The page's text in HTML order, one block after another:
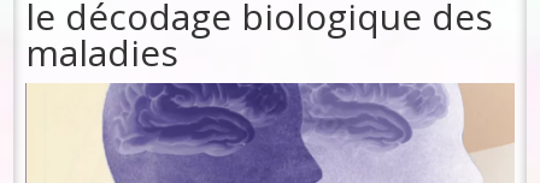
le décodage biologique des
maladies